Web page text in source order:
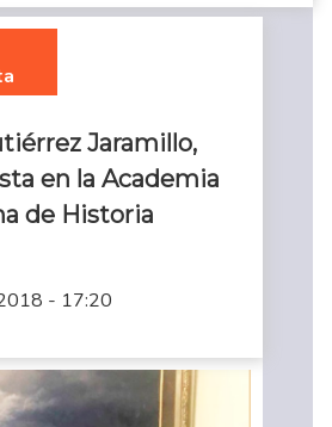
Jaramillo,
en la Academia
de Historia
- 17:20